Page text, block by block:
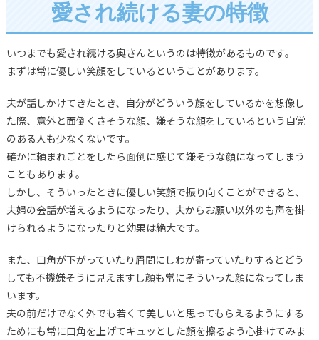
愛され続ける妻の特徴
いつまでも愛され続ける奥さんというのは特徴があるものです。
まずは常に優しい笑顔をしているということがあります。
夫が話しかけてきたとき、自分がどういう顔をしているかを想像し
た際、意外と面倒くさそうな顔、嫌そうな顔をしているという自覚
のある人も少なくないです。
確かに頼まれごとをしたら面倒に感じて嫌そうな顔になってしまう
こともあります。
しかし、そういったときに優しい笑顔で振り向くことができると、
夫婦の会話が増えるようになったり、夫からお願い以外のも声を掛
けられるようになったりと効果は絶大です。
また、口角が下がっていたり眉間にしわが寄っていたりするとどう
しても不機嫌そうに見えますし顔も常にそういった顔になってしま
います。
夫の前だけでなく外でも若くて美しいと思ってもらえるようにする
ためにも常に口角を上げてキュッとした顔を擦るよう心掛けてみま